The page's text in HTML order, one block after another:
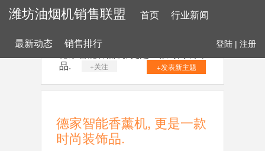
潍坊油烟机销售联盟 首页 行业新闻
最新动态 销售排行 登陆 | 注册
品.
+关注 +发表新主题
德家​智能香薰机, 更是一款
时尚装饰品.